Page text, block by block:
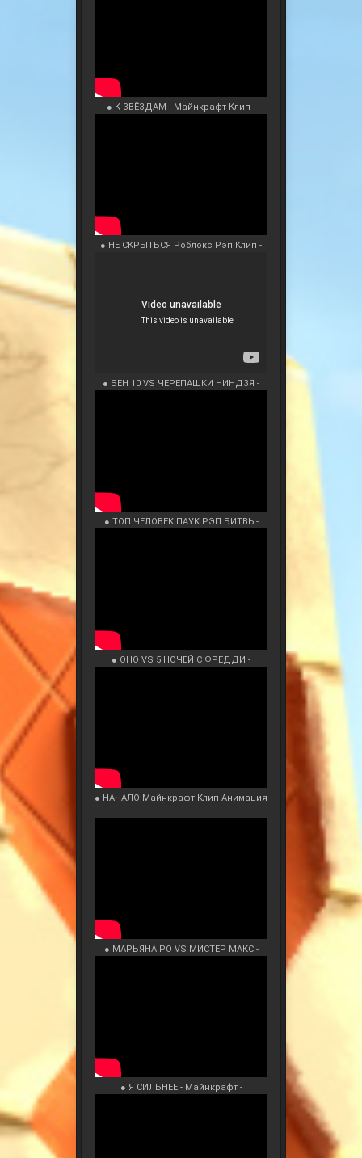
● К ЗВЁЗДАМ - Майнкрафт Клип -
● НЕ СКРЫТЬСЯ Роблокс Рэп Клип -
● БЕН 10 VS ЧЕРЕПАШКИ НИНДЗЯ -
● ТОП ЧЕЛОВЕК ПАУК РЭП БИТВЫ-
● ОНО VS 5 НОЧЕЙ С ФРЕДДИ -
● НАЧАЛО Майнкрафт Клип Анимация
-
● МАРЬЯНА РО VS МИСТЕР МАКС -
● Я СИЛЬНЕЕ - Майнкрафт -